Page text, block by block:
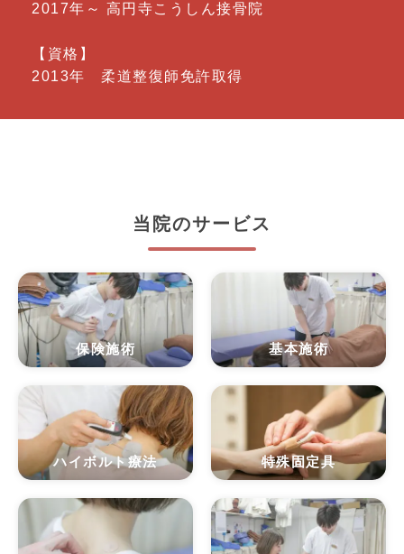
2017年～ 高円寺こうしん接骨院
【資格】
2013年 柔道整復師免許取得
当院のサービス
保険施術 基本施術
ハイボルト療法 特殊固定具